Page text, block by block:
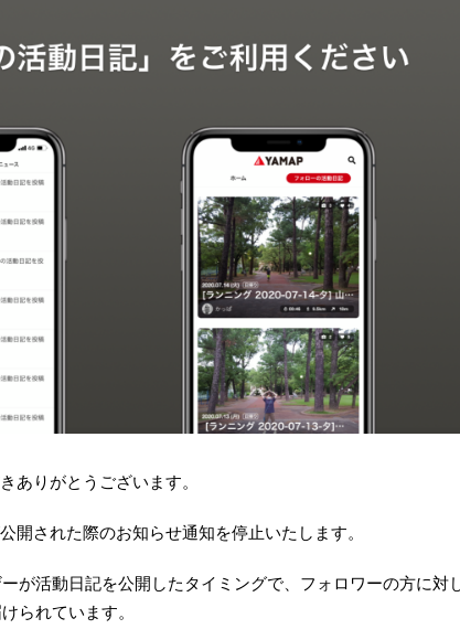
ありがとうございます。
開された際のお知らせ通知を停止いたします。
が活動日記を公開したタイミングで、フォロワーの方に対
られています。